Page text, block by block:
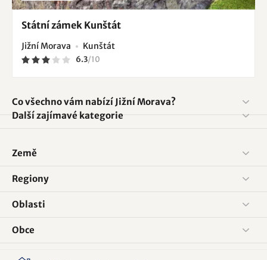
Státní zámek Kunštát
Jižní Morava Kunštát
6.3/10
Co všechno vám nabízí Jižní Morava?
Další zajímavé kategorie
Země
Regiony
Oblasti
Obce